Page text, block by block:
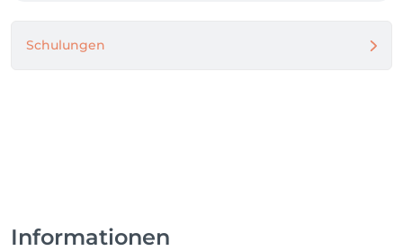
Schulungen
Informationen